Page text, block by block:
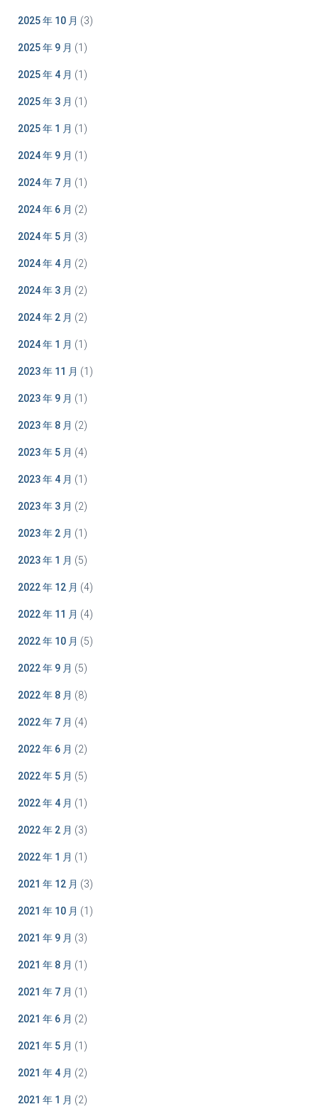
2025 年 10 月 (3)
2025 年 9 月 (1)
2025 年 4 月 (1)
2025 年 3 月 (1)
2025 年 1 月 (1)
2024 年 9 月 (1)
2024 年 7 月 (1)
2024 年 6 月 (2)
2024 年 5 月 (3)
2024 年 4 月 (2)
2024 年 3 月 (2)
2024 年 2 月 (2)
2024 年 1 月 (1)
2023 年 11 月 (1)
2023 年 9 月 (1)
2023 年 8 月 (2)
2023 年 5 月 (4)
2023 年 4 月 (1)
2023 年 3 月 (2)
2023 年 2 月 (1)
2023 年 1 月 (5)
2022 年 12 月 (4)
2022 年 11 月 (4)
2022 年 10 月 (5)
2022 年 9 月 (5)
2022 年 8 月 (8)
2022 年 7 月 (4)
2022 年 6 月 (2)
2022 年 5 月 (5)
2022 年 4 月 (1)
2022 年 2 月 (3)
2022 年 1 月 (1)
2021 年 12 月 (3)
2021 年 10 月 (1)
2021 年 9 月 (3)
2021 年 8 月 (1)
2021 年 7 月 (1)
2021 年 6 月 (2)
2021 年 5 月 (1)
2021 年 4 月 (2)
2021 年 1 月 (2)